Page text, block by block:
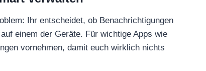
Ihr entscheidet, ob Benachrichtigungen
einem der Geräte. Für wichtige Apps wie
vornehmen, damit euch wirklich nichts